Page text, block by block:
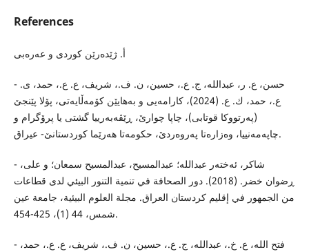
References
أ. ژێدەرێن کوردی و عەرەبی
- حسن، ع. ر، عبدالله، ج. ع.، حسین، ن. ف.، شریف، ع. ع.، حمد، ی.
ع.، حمد، ك. ع. (2024)، كارامه‌یی و به‌هایێن كۆمه‌ڵایه‌تی، پۆلا پێنجێ
(په‌رتووكا قوتابی)، چاپا چوارێ، ڕێڤه‌به‌رییا گشتی یا پرۆگرام و
چاپه‌مه‌نییا، وه‌زاره‌تا په‌روه‌ردێ، حكومه‌تا هه‌رێما كوردستانێ- عیراق.
- شاکر، ئەختەر عبداللە؛ عبدالمسیح، عبدالمسیح سمعان؛ و علی،
ڕضوان خضر. (2018). دور الصحافة في تنمية التنور البيئي لدی قطاعات
من الجمهور في إقليم كردستان العراق. مجلة العلوم البیئیة، جامعة عین
شمس، 44 (1)، 425-454.
- فتح الله، ع. خ.، عبدالله، ج. ع.، حسین، ن. ف.، شریف، ع. ع.، حمد،